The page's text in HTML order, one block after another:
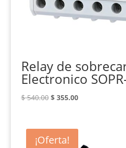
Relay de
Electronico
$540.00 El
era:
$ 540.00.
$355.00El
es:
$ 355.00.
¡Oferta!